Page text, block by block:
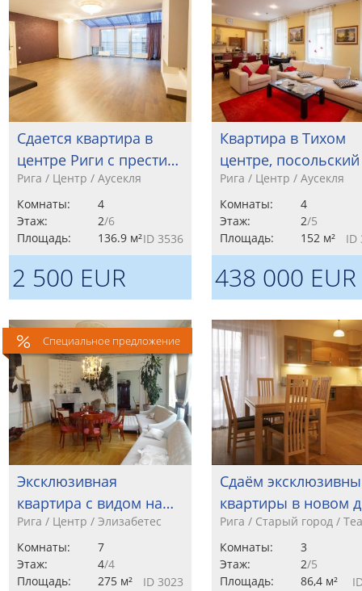
Сдается квартира в
центре Риги с прести…
Рига / Центр / Аусекля
Комнаты:
4
Этаж:
2/6
Площадь:
136.9 м²ID 3536
2 500 EUR
Квартира в Тихом
центре,
Рига / Центр / Аусекля
Комнаты:
4
Этаж:
2/5
Площадь:
152 м² ID
438 000 EUR
Специальное предложение
Эксклюзивная
квартира с видом на…
Рига / Центр / Элизабетес
Комнаты:
7
Этаж:
4/4
Площадь:
275 м² ID 3023
Сдаём
квартиры в новом
Рига / Старый город /
Комнаты:
3
Этаж:
2/5
Площадь:
86,4 м²